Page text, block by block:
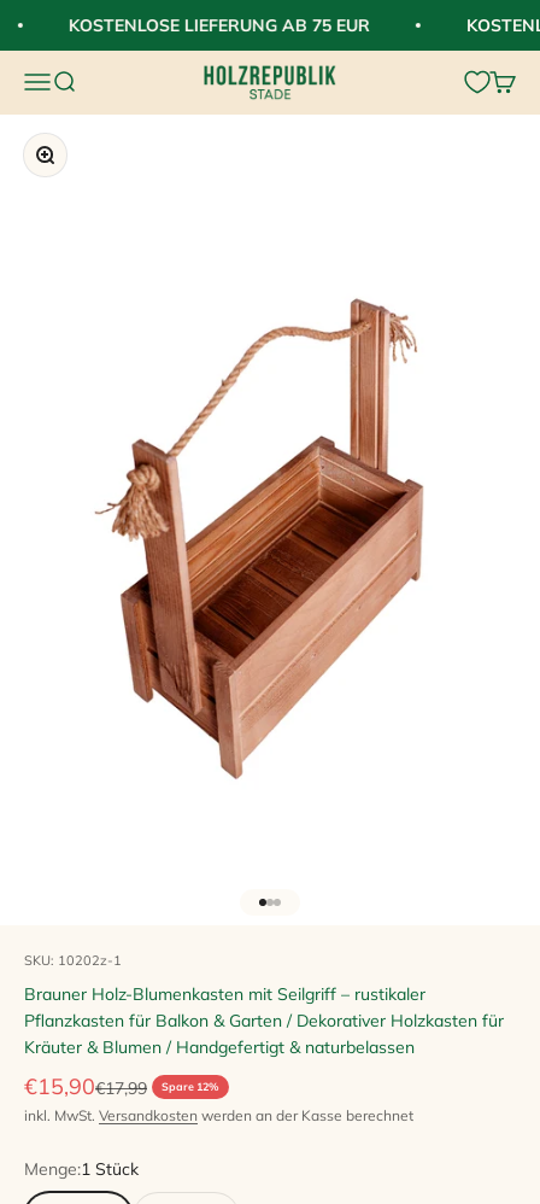
KOSTENLOSE LIEFERUNG AB 75 EUR
Navigationsmenü öffnen
Suche öffnen HolzRepublik
Bild vergrößern
SKU: 10202z-1
Brauner Holz-Blumenkasten mit Seilgriff – rustikaler
Pflanzkasten für Balkon & Garten / Dekorativer Holzkasten für
Kräuter & Blumen / Handgefertigt & naturbelassen
Angebot
€15,90Regulärer Preis
€17,99 Spare 12%
inkl. MwSt. Versandkosten werden an der Kasse berechnet
Menge:1 Stück